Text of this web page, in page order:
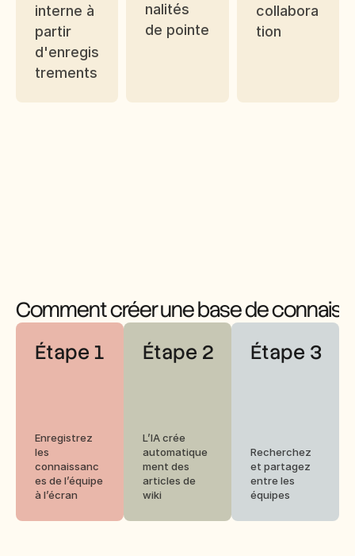
interne à
partir
d'enregis
trements
nalités
de pointe
collabora
tion
Comment créer une base de
Étape 1
Enregistrez
les
connaissanc
es de l’équipe
à l’écran
Étape 2
L’IA crée
automatique
ment des
articles de
wiki
Étape 3
Recherchez
et partagez
entre les
équipes